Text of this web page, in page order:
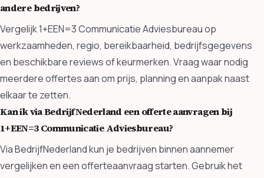
andere bedrijven?
Vergelijk 1+EEN=3 Communicatie Adviesbureau op
werkzaamheden, regio, bereikbaarheid, bedrijfsgegevens
en beschikbare reviews of keurmerken. Vraag waar nodig
meerdere offertes aan om prijs, planning en aanpak naast
elkaar te zetten.
Kan ik via BedrijfNederland een offerte aanvragen bij
1+EEN=3 Communicatie Adviesbureau?
Via BedrijfNederland kun je bedrijven binnen aannemer
vergelijken en een offerteaanvraag starten. Gebruik het